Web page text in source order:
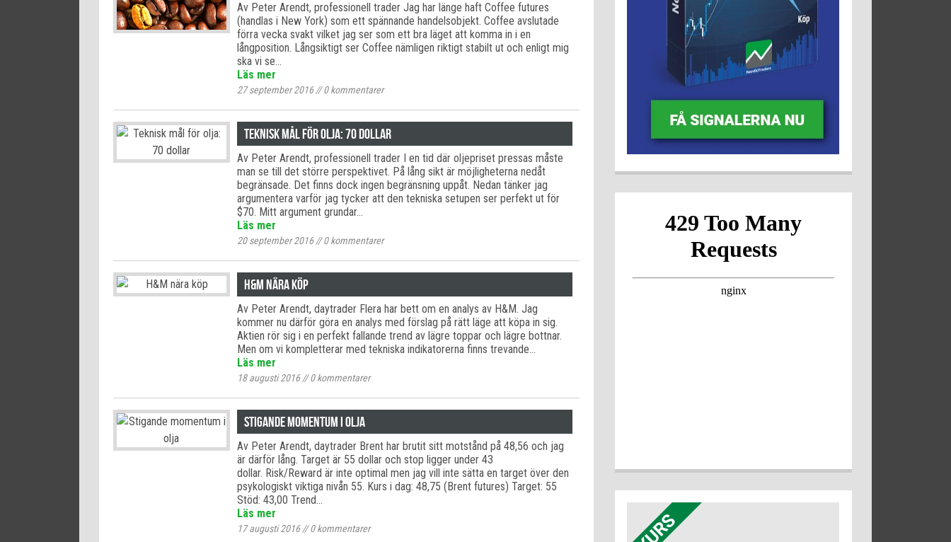
Av Peter Arendt, professionell trader Jag har länge haft Coffee futures
(handlas i New York) som ett spännande handelsobjekt. Coffee avslutade
förra vecka svakt vilket jag ser som ett bra läget att komma in i en
långposition. Långsiktigt ser Coffee nämligen riktigt stabilt ut och enligt mig
ska vi se…
Läs mer
27 september 2016//0kommentarer
Teknisk mål för olja: 70 dollar
Av Peter Arendt, professionell trader I en tid där oljepriset pressas måste
man se till det större perspektivet. På lång sikt är möjligheterna nedåt
begränsade. Det finns dock ingen begränsning uppåt. Nedan tänker jag
argumentera varför jag tycker att den tekniska setupen ser perfekt ut för
$70. Mitt argument grundar…
Läs mer
20 september 2016//0kommentarer
H&M nära köp
Av Peter Arendt, daytrader Flera har bett om en analys av H&M. Jag
kommer nu därför göra en analys med förslag på rätt läge att köpa in sig.
Aktien rör sig i en perfekt fallande trend av lägre toppar och lägre bottnar.
Men om vi kompletterar med tekniska indikatorerna finns trevande…
Läs mer
18 augusti 2016//0kommentarer
Stigande momentum i olja
Av Peter Arendt, daytrader Brent har brutit sitt motstånd på 48,56 och jag
är därför lång. Target är 55 dollar och stop ligger under 43
dollar. Risk/Reward är inte optimal men jag vill inte sätta en target över den
psykologiskt viktiga nivån 55. Kurs i dag: 48,75 (Brent futures) Target: 55
Stöd: 43,00 Trend…
Läs mer
17 augusti 2016//0kommentarer